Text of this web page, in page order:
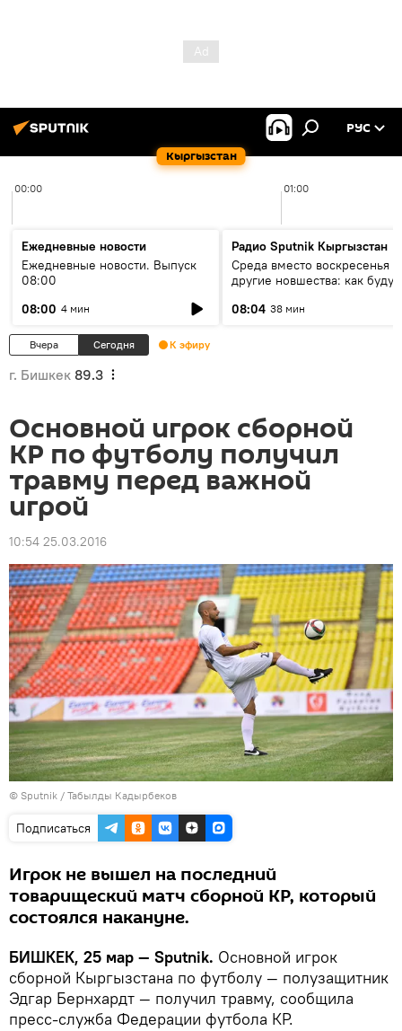
Кыргызстан
РУС
00:00 01:00
Ежедневные новости
Ежедневные новости. Выпуск
08:00
08:00 4 мин
Радио Sputnik Кыргызстан
Среда вместо воскресенья и
другие новшества: как будут
08:04 38 мин
Вчера Сегодня К эфиру
г. Бишкек 89.3
Основной игрок сборной
КР по футболу получил
травму перед важной
игрой
10:54 25.03.2016
© Sputnik / Табылды Кадырбеков
Подписаться
Игрок не вышел на последний
товарищеский матч сборной КР, который
состоялся накануне.
БИШКЕК, 25 мар — Sputnik. Основной игрок
сборной Кыргызстана по футболу — полузащитник
Эдгар Бернхардт — получил травму, сообщила
пресс-служба Федерации футбола КР.